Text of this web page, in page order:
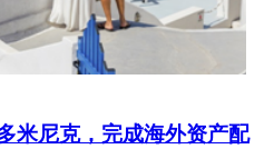
米尼克，完成海外资产配